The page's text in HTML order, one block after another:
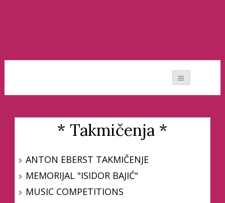
* Takmičenja *
ANTON EBERST TAKMIČENJE
MEMORIJAL "ISIDOR BAJIĆ"
MUSIC COMPETITIONS